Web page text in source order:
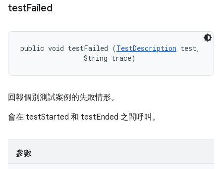
testFailed
public void testFailed (TestDescription test,
                String trace)
回報個別測試案例的失敗情形。
會在 testStarted 和 testEnded 之間呼叫。
參數